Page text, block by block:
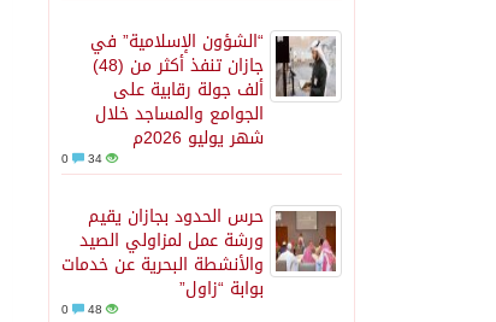
“الشؤون الإسلامية” في
جازان تنفذ أكثر من (48)
ألف جولة رقابية على
الجوامع والمساجد خلال
شهر يوليو 2026م
34
حرس الحدود بجازان يقيم
ورشة عمل لمزاولي الصيد
والأنشطة البحرية عن خدمات
بوابة “زاول”
48